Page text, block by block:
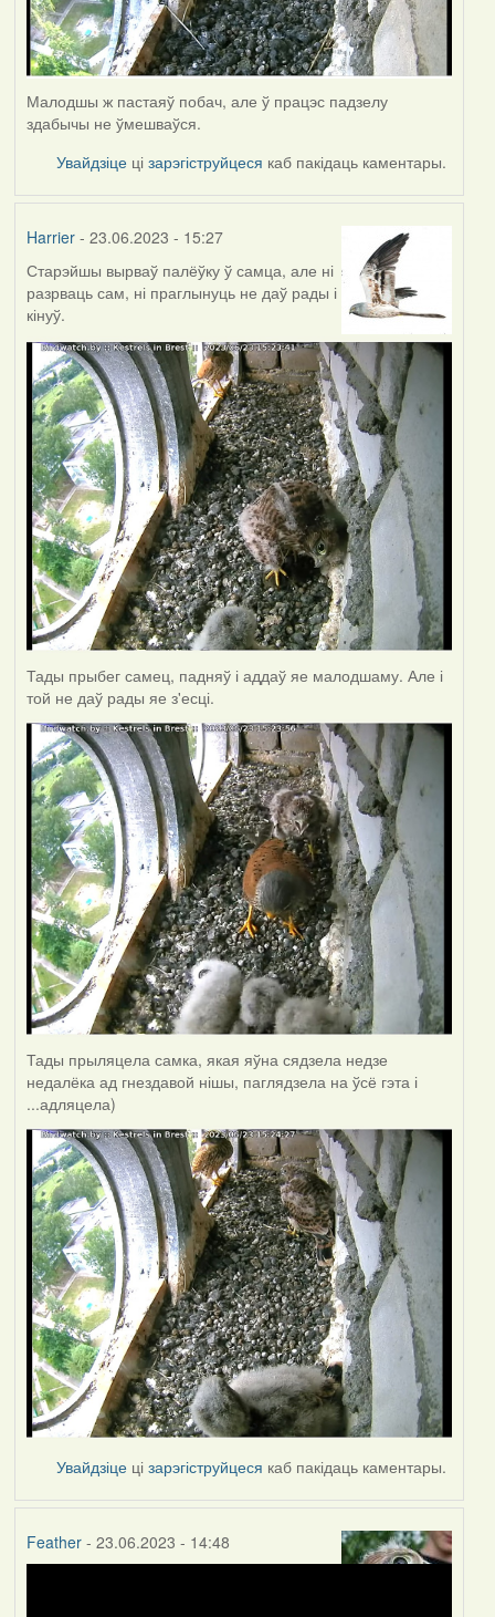
Малодшы ж пастаяў побач, але ў працэс падзелу
здабычы не ўмешваўся.
Увайдзіце цізарэгіструйцеся каб пакідаць каментары.
Harrier- 23.06.2023 - 15:27
Старэйшы вырваў палёўку ў самца, але ні
разрваць сам, ні праглынуць не даў рады і
кінуў.
Тады прыбег самец, падняў і аддаў яе малодшаму. Але і
той не даў рады яе з'есці.
Тады прыляцела самка, якая яўна сядзела недзе
недалёка ад гнездавой нішы, паглядзела на ўсё гэта і
...адляцела)
Увайдзіце цізарэгіструйцеся каб пакідаць каментары.
Feather- 23.06.2023 - 14:48